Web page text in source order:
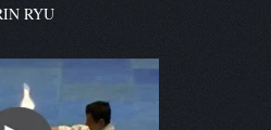
RYU